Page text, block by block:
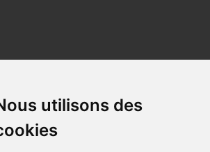
utilisons des